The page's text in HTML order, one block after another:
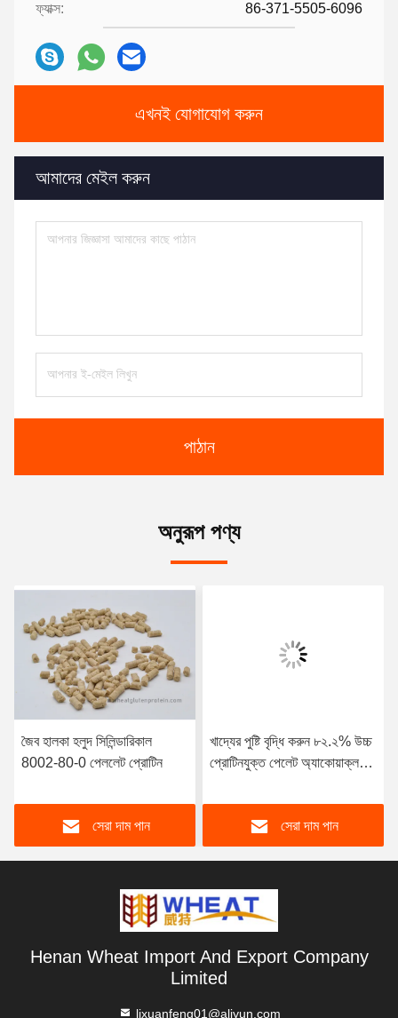
ফ্যাক্স: 86-371-5505-6096
এখনই যোগাযোগ করুন
আমাদের মেইল করুন
পাঠান
অনুরূপ পণ্য
জৈব হালকা হলুদ সিলিন্ডারিকাল
8002-80-0 পেললেট প্রোটিন
সেরা দাম পান
খাদ্যের পুষ্টি বৃদ্ধি করুন ৮২.২% উচ্চ
প্রোটিনযুক্ত পেলেট অ্যাকোয়াক্লচার
সেরা দাম পান
Henan Wheat Import And Export Company
Limited
lixuanfeng01@aliyun.com